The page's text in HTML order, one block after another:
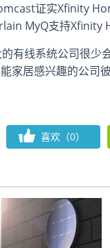
证实Xfinity
MyQ支持Xfinity
有线系统公司很少
家居感兴趣的公司彼
喜欢（0）